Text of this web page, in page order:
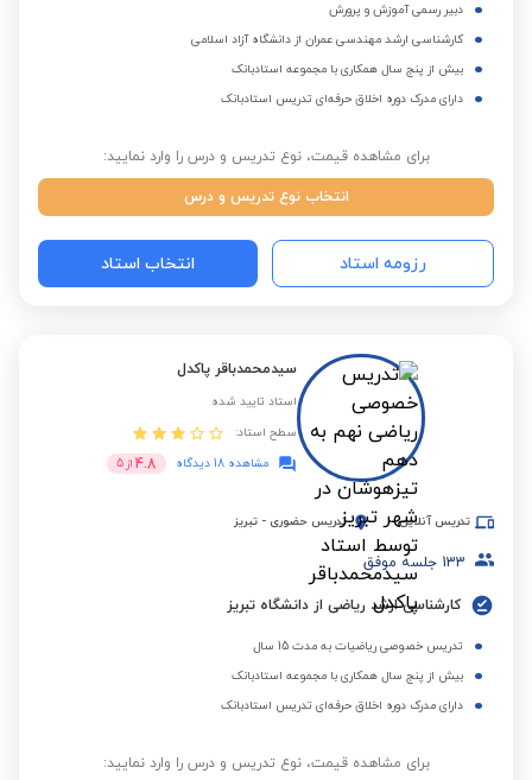
دبیر رسمی آموزش و پرورش
کارشناسی ارشد مهندسی عمران از دانشگاه آزاد اسلامی
بیش از پنج سال همکاری با مجموعه استادبانک
دارای مدرک دوره اخلاق حرفه‌ای تدریس استادبانک
برای مشاهده قیمت، نوع تدریس و درس را وارد نمایید:
انتخاب نوع تدریس و درس
رزومه استاد انتخاب استاد
سیدمحمدباقر پاکدل
استاد تایید شده
سطح استاد:
مشاهده 18 دیدگاه
4.8 از 5
تدریس آنلاین تدریس حضوری - تبریز
133 جلسه موفق
کارشناسی ارشد ریاضی از دانشگاه تبریز
تدریس خصوصی ریاضیات به مدت 15 سال
بیش از پنج سال همکاری با مجموعه استادبانک
دارای مدرک دوره اخلاق حرفه‌ای تدریس استادبانک
برای مشاهده قیمت، نوع تدریس و درس را وارد نمایید: